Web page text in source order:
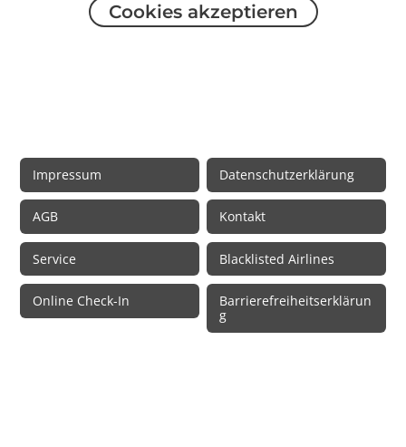
Cookies akzeptieren
Impressum Datenschutzerklärung
AGB Kontakt
Service Blacklisted Airlines
Online Check-In
Barrierefreiheitserklärun
g